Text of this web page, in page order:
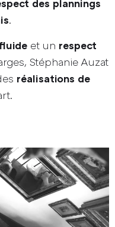
des plannings
.
et un respect
Stéphanie Auzat
réalisations de